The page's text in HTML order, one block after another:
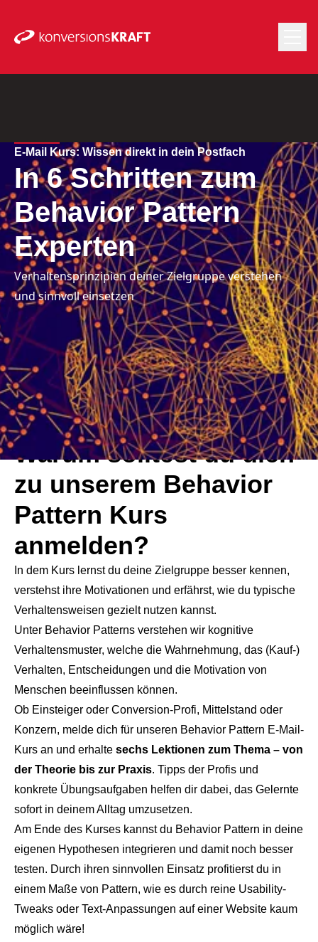
E-Mail Kurs: Wissen direkt in dein Postfach
In 6 Schritten zum
Behavior Pattern
Experten
Verhaltensprinzipien deiner Zielgruppe verstehen
und sinnvoll einsetzen
Warum solltest du dich
zu unserem Behavior
Pattern Kurs
anmelden?
In dem Kurs lernst du deine Zielgruppe besser kennen,
verstehst ihre Motivationen und erfährst, wie du typische
Verhaltensweisen gezielt nutzen kannst.
Unter Behavior Patterns verstehen wir kognitive
Verhaltensmuster, welche die Wahrnehmung, das (Kauf-)
Verhalten, Entscheidungen und die Motivation von
Menschen beeinflussen können.
Ob Einsteiger oder Conversion-Profi, Mittelstand oder
Konzern, melde dich für unseren Behavior Pattern E-Mail-
Kurs an und erhalte sechs Lektionen zum Thema – von
der Theorie bis zur Praxis. Tipps der Profis und
konkrete Übungsaufgaben helfen dir dabei, das Gelernte
sofort in deinem Alltag umzusetzen.
Am Ende des Kurses kannst du Behavior Pattern in deine
eigenen Hypothesen integrieren und damit noch besser
testen. Durch ihren sinnvollen Einsatz profitierst du in
einem Maße von Pattern, wie es durch reine Usability-
Tweaks oder Text-Anpassungen auf einer Website kaum
möglich wäre!